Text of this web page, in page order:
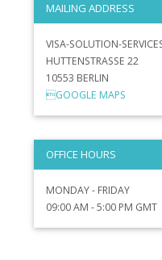
MAILING ADDRESS
VISA-SOLUTION-
HUTTENSTRASSE 22
10553 BERLIN
GOOGLE MAPS
OFFICE HOURS
MONDAY - FRIDAY
09:00 AM - 5:00 PM GMT